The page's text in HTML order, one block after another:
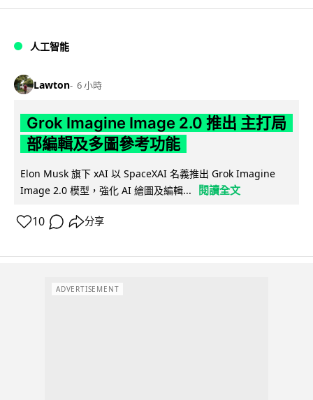
人工智能
Lawton 6 小時
Grok Imagine Image 2.0 推出 主打局
部編輯及多圖參考功能
Elon Musk 旗下 xAI 以 SpaceXAI 名義推出 Grok Imagine
Image 2.0 模型，強化 AI 繪圖及編輯...
閱讀全文
10 分享
ADVERTISEMENT